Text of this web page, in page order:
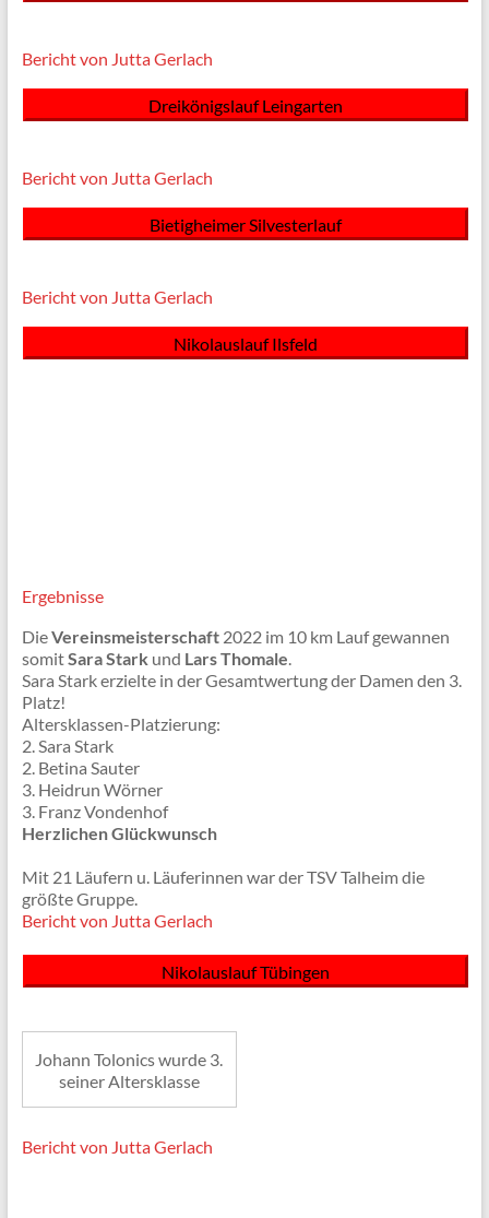
Bericht von Jutta Gerlach
Dreikönigslauf Leingarten
Bericht von Jutta Gerlach
Bietigheimer Silvesterlauf
Bericht von Jutta Gerlach
Nikolauslauf Ilsfeld
Ergebnisse
DieVereinsmeisterschaft2022 im 10 km Lauf gewannen
somitSara Stark und Lars Thomale.
Sara Stark erzielte in der Gesamtwertung der Damen den 3.
Platz!
Altersklassen-Platzierung:
2. Sara Stark
2. Betina Sauter
3. Heidrun Wörner
3. Franz Vondenhof
Herzlichen Glückwunsch
Mit 21 Läufern u. Läuferinnen war der TSV Talheim die
größte Gruppe.
Bericht von Jutta Gerlach
Nikolauslauf Tübingen
Johann Tolonics wurde 3.
seiner Altersklasse
Bericht von Jutta Gerlach